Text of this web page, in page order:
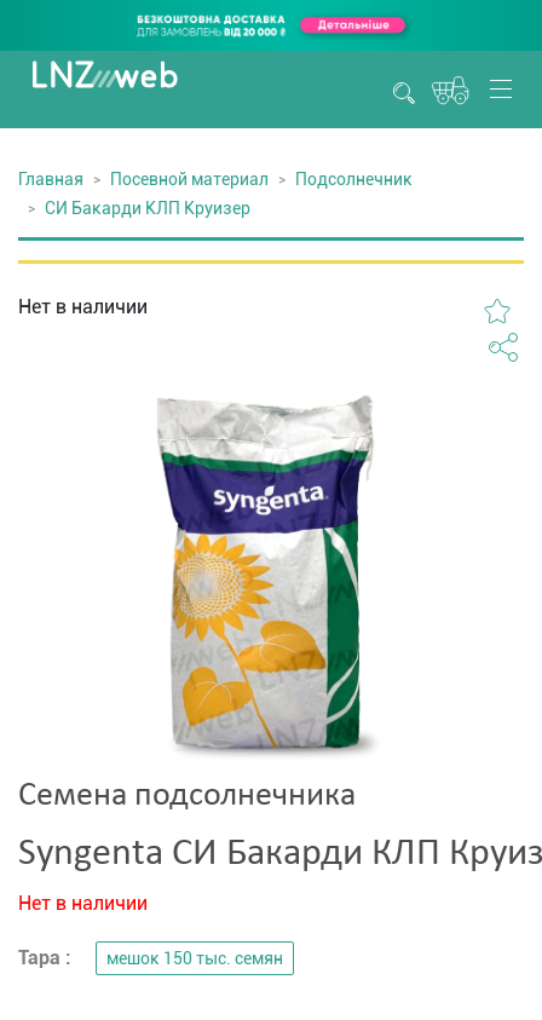
Главная Посевной материал
Подсолнечник
СИ Бакарди КЛП Круизер
Нет в наличии
Семена подсолнечника
Syngenta СИ Бакарди КЛП
Нет в наличии
Тара : мешок 150 тыс. семян